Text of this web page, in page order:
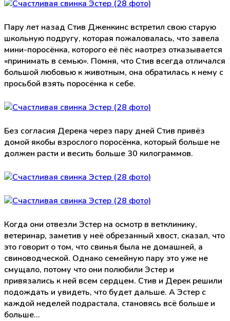
Пару лет назад Стив Дженкинс встретил свою старую
школьную подругу, которая пожаловалась, что завела
мини-поросёнка, которого её пёс наотрез отказывается
«принимать в семью». Помня, что Стив всегда отличался
большой любовью к животным, она обратилась к нему с
просьбой взять поросёнка к себе.
Без согласия Дерека через пару дней Стив привёз
домой якобы взрослого поросёнка, который больше не
должен расти и весить больше 30 килограммов.
Когда они отвезли Эстер на осмотр в ветклинику,
ветеринар, заметив у неё обрезанный хвост, сказал, что
это говорит о том, что свинья была не домашней, а
свиноводческой. Однако семейную пару это уже не
смущало, потому что они полюбили Эстер и
привязались к ней всем сердцем. Стив и Дерек решили
подождать и увидеть, что будет дальше. А Эстер с
каждой неделей подрастала, становясь всё больше и
больше…